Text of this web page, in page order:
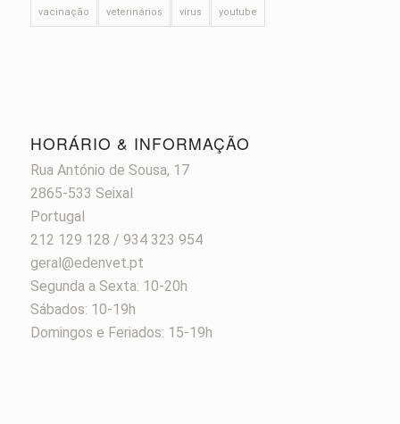
vacinação veterinários vírus youtube
HORÁRIO & INFORMAÇÃO
Rua António de Sousa, 17
2865-533 Seixal
Portugal
212 129 128 / 934 323 954
geral@edenvet.pt
Segunda a Sexta: 10-20h
Sábados: 10-19h
Domingos e Feriados: 15-19h